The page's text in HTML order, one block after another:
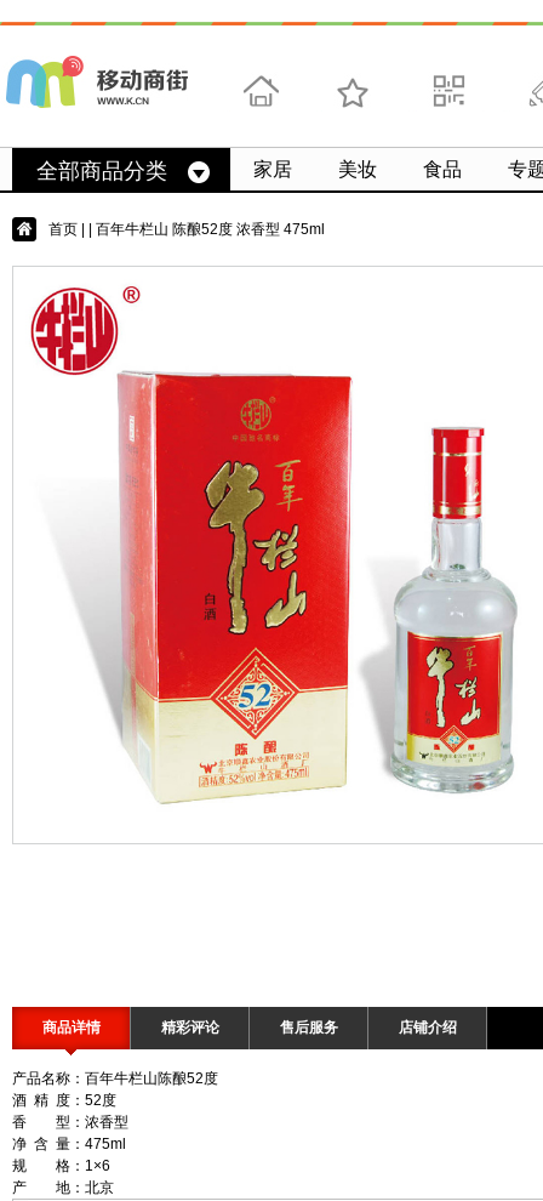
首页 收藏 求扫码 微
全部商品分类 家居 美妆 食品 专
首页 | 百年牛栏山 陈酿52度 浓香型 475ml
商品详情 精彩评论 售后服务 店铺介绍
产品名称：百年牛栏山陈酿52度
酒 精 度：52度
香 型：浓香型
净 含 量：475ml
规 格：1×6
产 地：北京